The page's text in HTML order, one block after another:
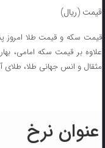
قیمت (ریال)
علاوه بر قیمت سکه امامی،
مثقال و انس جهانی طلا، طلای
عنوان نرخ